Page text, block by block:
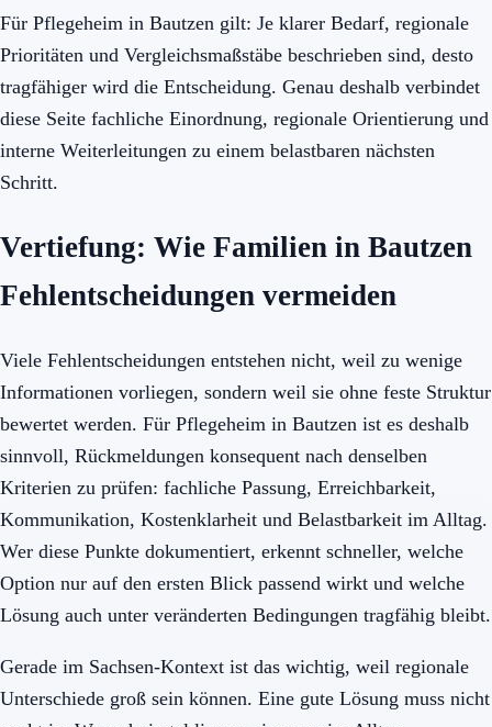
Für Pflegeheim in Bautzen gilt: Je klarer Bedarf, regionale
Prioritäten und Vergleichsmaßstäbe beschrieben sind, desto
tragfähiger wird die Entscheidung. Genau deshalb verbindet
diese Seite fachliche Einordnung, regionale Orientierung und
interne Weiterleitungen zu einem belastbaren nächsten
Schritt.
Vertiefung: Wie Familien in Bautzen
Fehlentscheidungen vermeiden
Viele Fehlentscheidungen entstehen nicht, weil zu wenige
Informationen vorliegen, sondern weil sie ohne feste Struktur
bewertet werden. Für Pflegeheim in Bautzen ist es deshalb
sinnvoll, Rückmeldungen konsequent nach denselben
Kriterien zu prüfen: fachliche Passung, Erreichbarkeit,
Kommunikation, Kostenklarheit und Belastbarkeit im Alltag.
Wer diese Punkte dokumentiert, erkennt schneller, welche
Option nur auf den ersten Blick passend wirkt und welche
Lösung auch unter veränderten Bedingungen tragfähig bleibt.
Gerade im Sachsen-Kontext ist das wichtig, weil regionale
Unterschiede groß sein können. Eine gute Lösung muss nicht